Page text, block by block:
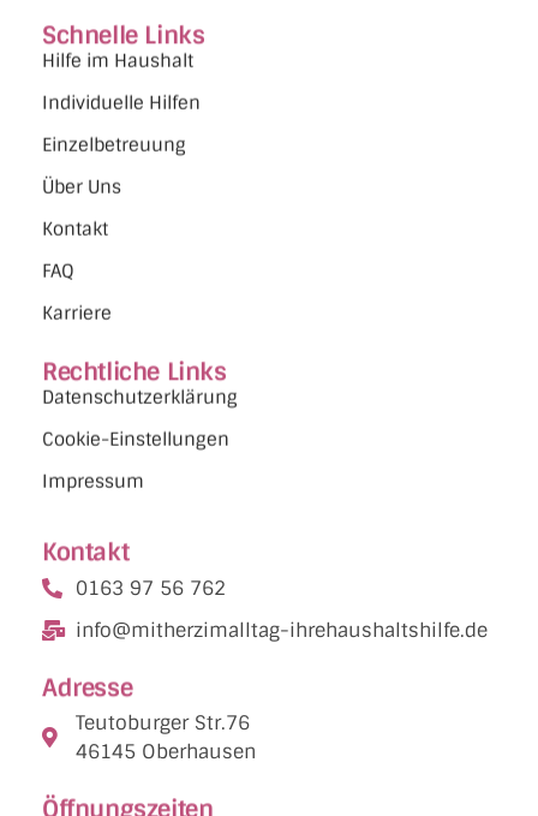
Schnelle Links
Hilfe im Haushalt
Individuelle Hilfen
Einzelbetreuung
Über Uns
Kontakt
FAQ
Karriere
Rechtliche Links
Datenschutzerklärung
Cookie-Einstellungen
Impressum
Kontakt
0163 97 56 762
info@mitherzimalltag-ihrehaushaltshilfe.de
Adresse
Teutoburger Str.76
46145 Oberhausen
Öffnungszeiten